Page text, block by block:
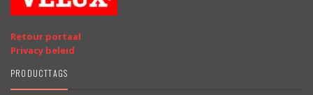
Retour portaal
Privacy beleid
PRODUCTTAGS